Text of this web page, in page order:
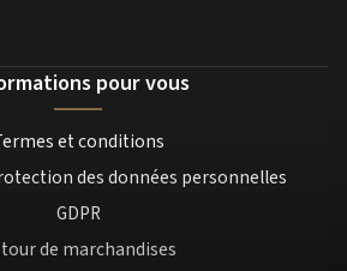
pour vous
et conditions
des données personnelles
GDPR
de marchandises